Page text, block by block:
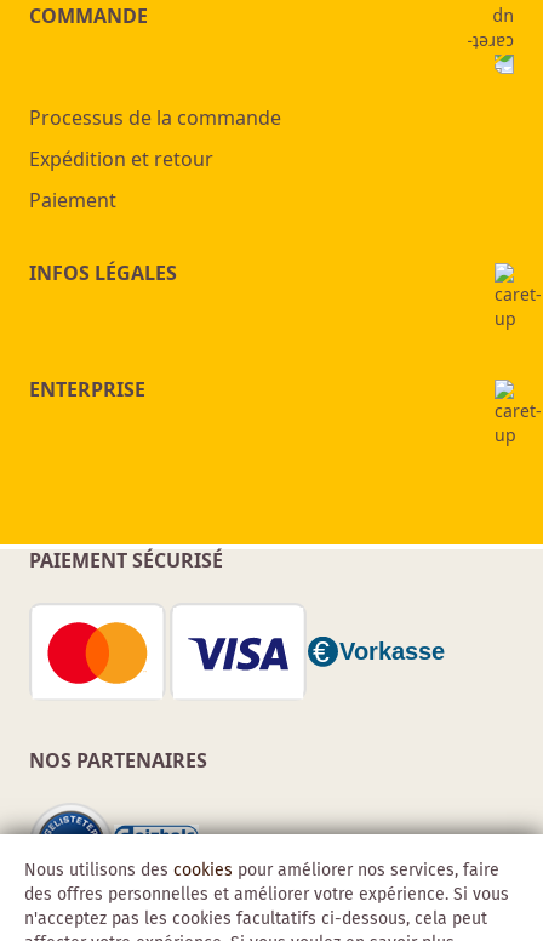
COMMANDE
Processus de la commande
Expédition et retour
Paiement
INFOS LÉGALES
ENTERPRISE
PAIEMENT SÉCURISÉ
NOS PARTENAIRES
Nous utilisons des cookies pour améliorer nos services, faire
des offres personnelles et améliorer votre expérience. Si vous
n'acceptez pas les cookies facultatifs ci-dessous, cela peut